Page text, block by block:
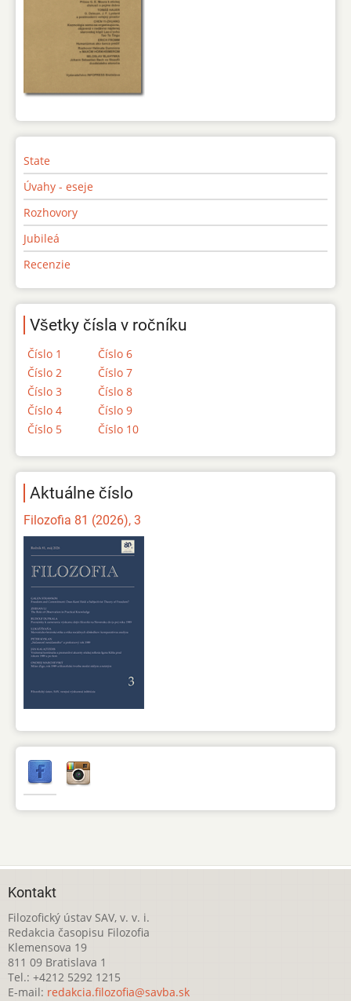
State
Úvahy - eseje
Rozhovory
Jubileá
Recenzie
Všetky čísla v ročníku
Číslo 1
Číslo 2
Číslo 3
Číslo 4
Číslo 5
Číslo 6
Číslo 7
Číslo 8
Číslo 9
Číslo 10
Aktuálne číslo
Filozofia 81 (2026), 3
Kontakt
Filozofický ústav SAV, v. v. i.
Redakcia časopisu Filozofia
Klemensova 19
811 09 Bratislava 1
Tel.: +4212 5292 1215
E-mail: redakcia.filozofia@savba.sk